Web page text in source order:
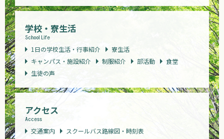
学校・寮生活
School Life
1日の学校生活・行事紹介
寮生活
キャンパス・施設紹介
制服紹介 部活動
食堂
生徒の声
アクセス
Access
交通案内
スクールバス路線図・時刻表